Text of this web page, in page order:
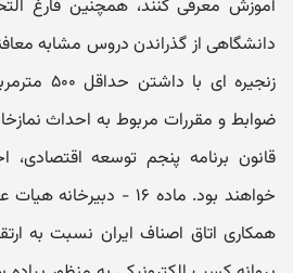
آموزش معرفی کنند، همچنین فارغ
زنجیره ای
قانون برنامه پنجم توسعه
خواهند بود. ماده ۱۶ -
همکاری اتاق اصناف ایران نسبت به